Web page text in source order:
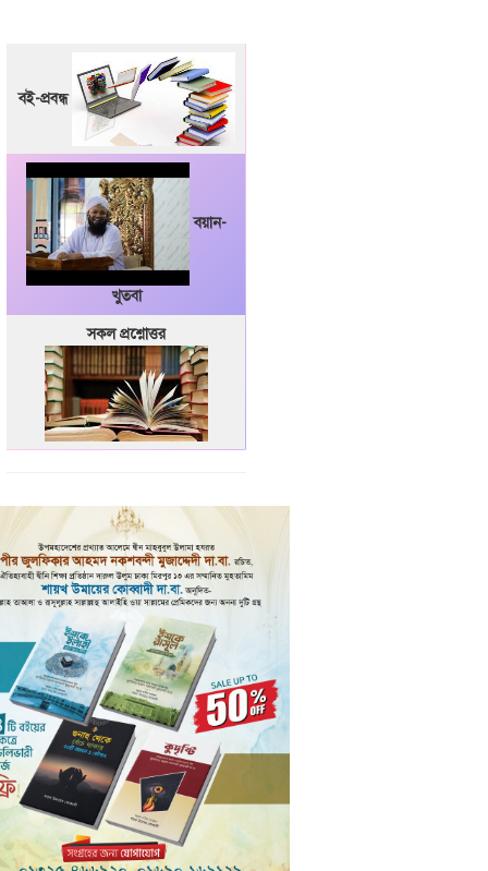
বই-প্রবন্ধ
বয়ান-
খুতবা
সকল প্রশ্নোত্তর